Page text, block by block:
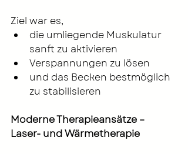
Ziel war es,
die umliegende Muskulatur
sanft zu aktivieren
Verspannungen zu lösen
und das Becken bestmöglich
zu stabilisieren
Moderne Therapieansätze –
Laser- und Wärmetherapie